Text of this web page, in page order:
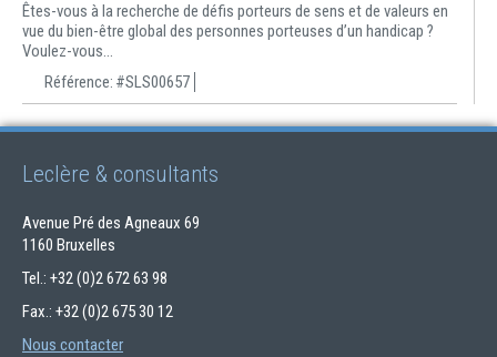
Êtes-vous à la recherche de défis porteurs de sens et de valeurs en
vue du bien-être global des personnes porteuses d’un handicap ?
Voulez-vous...
Référence: #SLS00657
Leclère & consultants
Avenue Pré des Agneaux 69
1160 Bruxelles
Tel.: +32 (0)2 672 63 98
Fax.: +32 (0)2 675 30 12
Nous contacter